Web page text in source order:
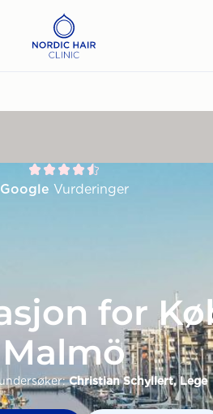
Google Vurderinger
for
Malmö
Christian Schyllert, Lege